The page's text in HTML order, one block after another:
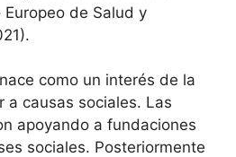
de Salud y
como un interés de la
a causas sociales. Las
apoyando a fundaciones
sociales. Posteriormente